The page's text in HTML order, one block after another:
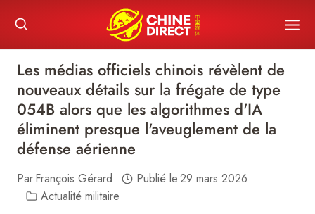
content
Les médias officiels chinois révèlent de
nouveaux détails sur la frégate de type
054B alors que les algorithmes d'IA
éliminent presque l'aveuglement de la
défense aérienne
ParFrançois Gérard Publié le29 mars 2026
Actualité militaire